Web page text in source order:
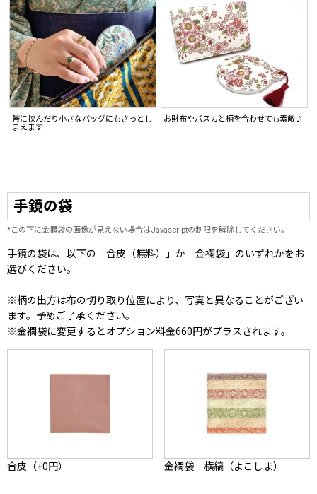
帯に挟んだり小さなバッグにもさっとし
まえます
お財布やパスカと柄を合わせても素敵♪
手鏡の袋
*この下に金襴袋の画像が見えない場合はJavascriptの制限を解除してください。
手鏡の袋は、以下の「合皮（無料）」か「金襴袋」のいずれかをお
選びください。
※柄の出方は布の切り取り位置により、写真と異なることがござい
ます。予めご了承ください。
※金襴袋に変更するとオプション料金660円がプラスされます。
合皮（+0円） 金襴袋 横縞（よこしま）